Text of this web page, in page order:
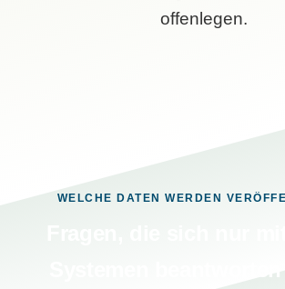
offenlegen.
WELCHE DATEN WERDEN